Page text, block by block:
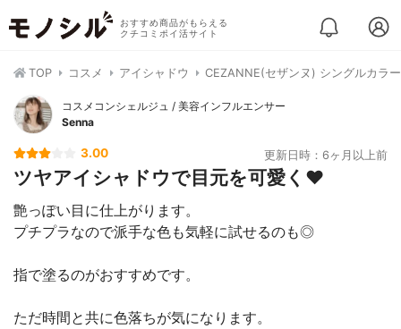
おすすめ商品がもらえる
クチコミポイ活サイト
TOP コスメ アイシャドウ CEZANNE(セザンヌ) シングルカラ
コスメコンシェルジュ / 美容インフルエンサー
Senna
3.00 更新日時：6ヶ月以上前
ツヤアイシャドウで目元を可愛く❤︎
艶っぽい目に仕上がります。
プチプラなので派手な色も気軽に試せるのも◎
指で塗るのがおすすめです。
ただ時間と共に色落ちが気になります。